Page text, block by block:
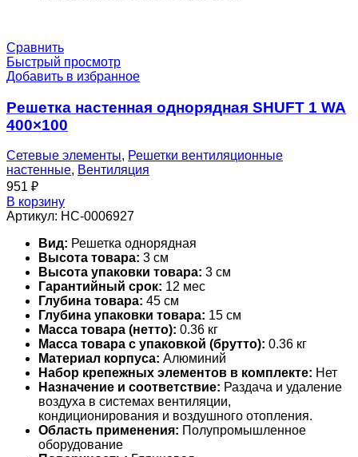
Сравнить
Быстрый просмотр
Добавить в избранное
Решетка настенная однорядная SHUFT 1 WA
400×100
Сетевые элементы, Решетки вентиляционные
настенные, Вентиляция
951 ₽
В корзину
Артикул: НС-0006927
Вид: Решетка однорядная
Высота товара: 3 см
Высота упаковки товара: 3 см
Гарантийный срок: 12 мес
Глубина товара: 45 см
Глубина упаковки товара: 15 см
Масса товара (нетто): 0.36 кг
Масса товара с упаковкой (брутто): 0.36 кг
Материал корпуса: Алюминий
Набор крепежных элементов в комплекте: Нет
Назначение и соответствие: Раздача и удаление
воздуха в системах вентиляции,
кондиционирования и воздушного отопления.
Область применения: Полупромышленное
оборудование